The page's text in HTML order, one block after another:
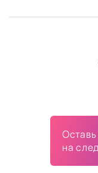
Оставь
на